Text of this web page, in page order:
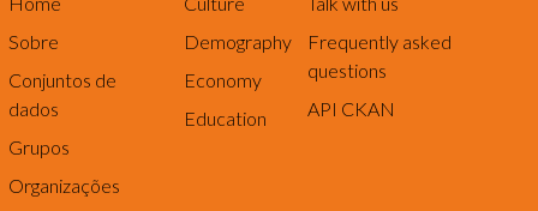
Sobre
Conjuntos de
dados
Grupos
Organizações
Demography
Economy
Education
Frequently asked
questions
API CKAN